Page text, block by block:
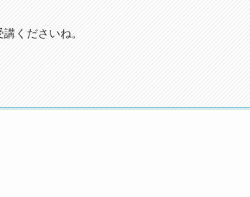
くださいね。